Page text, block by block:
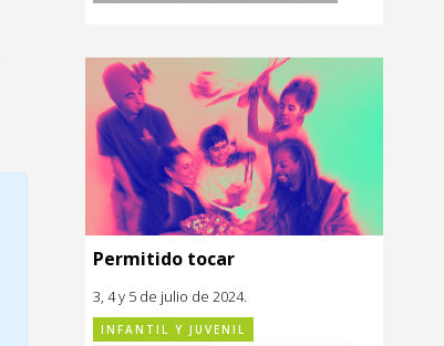
Permitido tocar
3, 4 y 5 de julio de 2024.
INFANTIL Y JUVENIL